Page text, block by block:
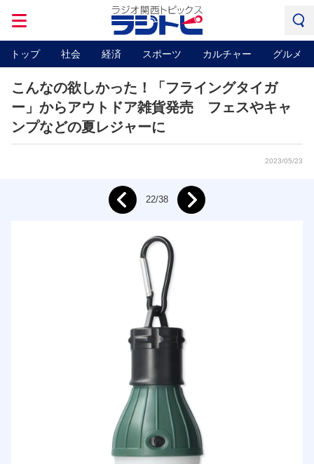
トップ 社会 経済 スポーツ カルチャー グルメ
こんなの欲しかった！「フライングタイガ
ー」からアウトドア雑貨発売 フェスやキャ
ンプなどの夏レジャーに
2023/05/23
Prev 22/38 Next